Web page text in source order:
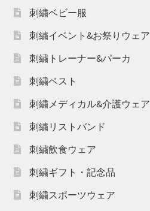
刺繍ベビー服
刺繍イベント&お祭りウェア
刺繍トレーナー&パーカ
刺繍ベスト
刺繍メディカル&介護ウェア
刺繍リストバンド
刺繍飲食ウェア
刺繍ギフト・記念品
刺繍スポーツウェア